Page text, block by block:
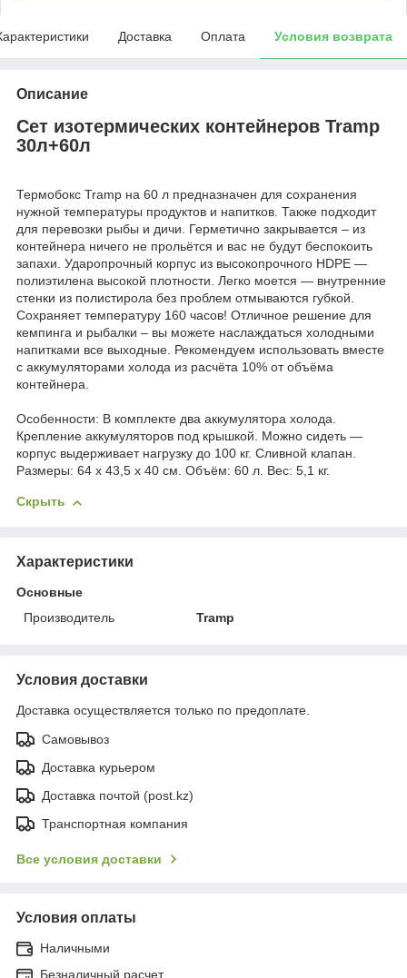
Доставка Оплата Условия возврата
Описание
Сет изотермических контейнеров Tramp
30л+60л
Термобокс Tramp на 60 л предназначен для сохранения
нужной температуры продуктов и напитков. Также подходит
для перевозки рыбы и дичи. Герметично закрывается – из
контейнера ничего не прольётся и вас не будут беспокоить
запахи. Ударопрочный корпус из высокопрочного HDPE —
полиэтилена высокой плотности. Легко моется — внутренние
стенки из полистирола без проблем отмываются губкой.
Сохраняет температуру 160 часов! Отличное решение для
кемпинга и рыбалки – вы можете наслаждаться холодными
напитками все выходные. Рекомендуем использовать вместе
с аккумуляторами холода из расчёта 10% от объёма
контейнера.
Особенности: В комплекте два аккумулятора холода.
Крепление аккумуляторов под крышкой. Можно сидеть —
корпус выдерживает нагрузку до 100 кг. Сливной клапан.
Размеры: 64 х 43,5 х 40 см. Объём: 60 л. Вес: 5,1 кг.
Скрыть
Характеристики
Основные
Производитель
Tramp
Условия доставки
Доставка осуществляется только по предоплате.
Самовывоз
Доставка курьером
Доставка почтой (post.kz)
Транспортная компания
Все условия доставки
Условия оплаты
Наличными
Безналичный расчет